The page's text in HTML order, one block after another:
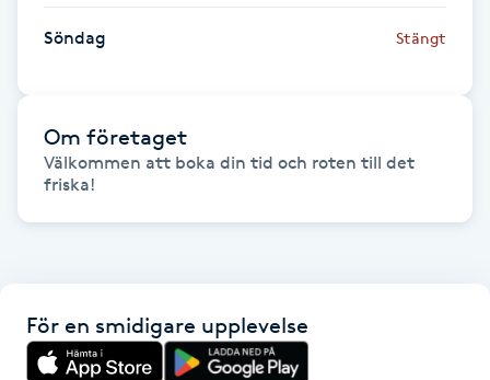
Fransk manikyr
Fransrengöring
Frekvensterapi
Friskvård
Frisör
Söndag Stängt
Om företaget
Välkommen att boka din tid och roten till det
friska!
För en smidigare upplevelse